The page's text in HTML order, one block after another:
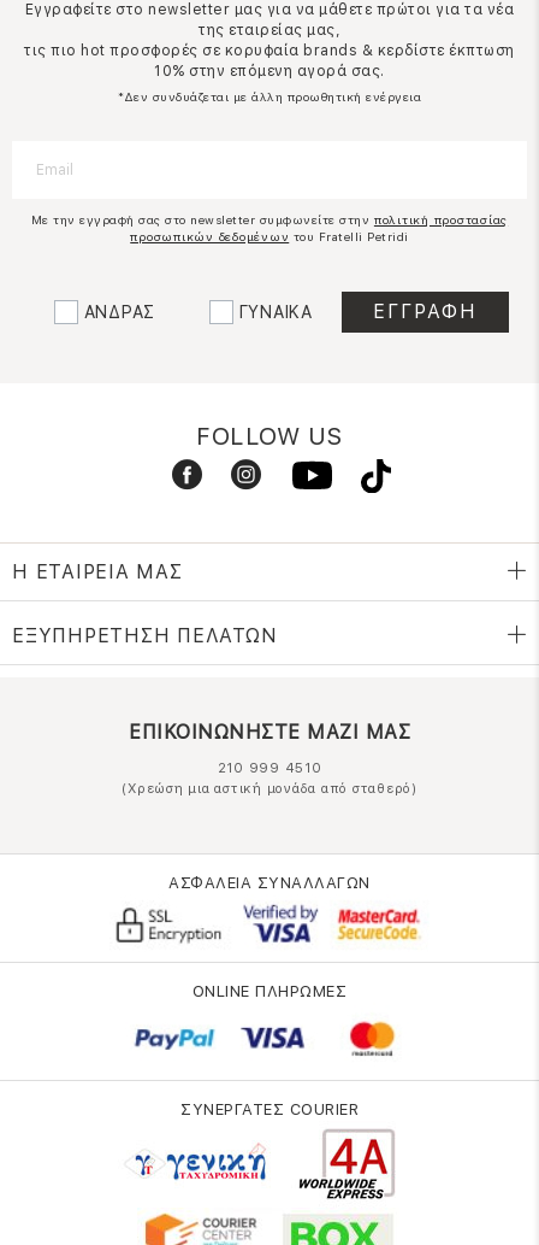
Εγγραφείτε στο newsletter μας για να μάθετε πρώτοι για τα νέα
της εταιρείας μας,
τις πιο hot προσφορές σε κορυφαία brands & κερδίστε έκπτωση
10% στην επόμενη αγορά σας.
*Δεν συνδυάζεται με άλλη προωθητική ενέργεια
Με την εγγραφή σας στο newsletter συμφωνείτε στην πολιτική προστασίας
προσωπικών δεδομένων του Fratelli Petridi
ΑΝΔΡΑΣ ΓΥΝΑΙΚΑ
FOLLOW US
Η ΕΤΑΙΡΕΙΑ ΜΑΣ
ΕΞΥΠΗΡΕΤΗΣΗ ΠΕΛΑΤΩΝ
ΕΠΙΚΟΙΝΩΝΗΣΤΕ ΜΑΖΙ ΜΑΣ
210 999 4510
(Χρεώση μια αστική μονάδα από σταθερό)
ΑΣΦΑΛΕΙΑ ΣΥΝΑΛΛΑΓΩΝ
ONLINE ΠΛΗΡΩΜΕΣ
ΣΥΝΕΡΓΑΤΕΣ COURIER